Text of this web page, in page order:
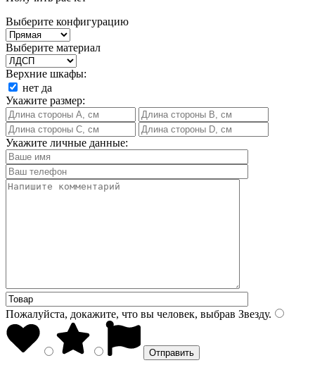
Выберите конфигурацию
Выберите материал
Верхние шкафы:
нет да
Укажите размер:
Укажите личные данные:
Пожалуйста, докажите, что вы человек, выбрав Звезду.